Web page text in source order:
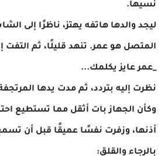
نسيها.
ليجد والدها هاتفه يهتز، ناظرًا إلى
المتصل هو عمر. تنهد قليلًا، ثم
_عمر عايز يكلمك...
نظرت إليه بتردد، ثم مدت يدها
وكأن الجهاز بات أثقل مما تستطيع
أذنها، وزفرت نفسًا عميقًا قبل أن
بالرجاء والقلق: